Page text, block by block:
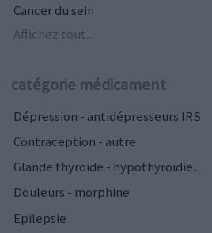
Cancer du sein
Affichez tout...
catégorie médicament
Dépression - antidépresseurs IRS
Contraception - autre
Glande thyroïde - hypothyroïdie...
Douleurs - morphine
Epilepsie